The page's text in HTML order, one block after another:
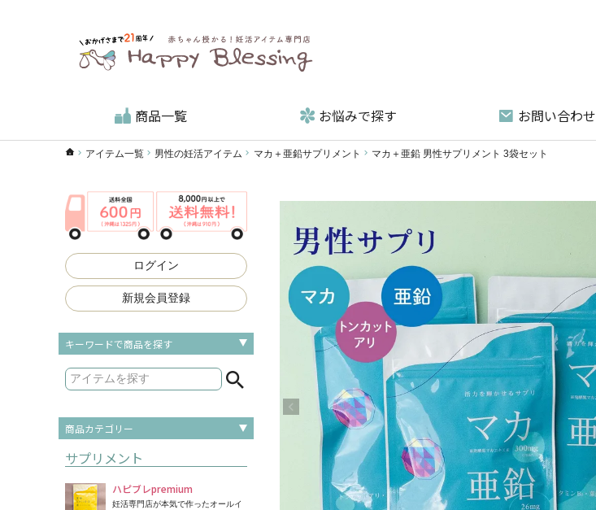
商品一覧 お悩みで探す お問い合わせ
ハッピーブレッシングTOP
アイテム一覧 男性の妊活アイテム マカ＋亜鉛サプリメント マカ＋亜鉛 男性サプリメント 3袋セット
ログイン
新規会員登録
キーワードで商品を探す
商品カテゴリー
サプリメント
ハピブレpremium
妊活専門店が本気で作ったオールイ